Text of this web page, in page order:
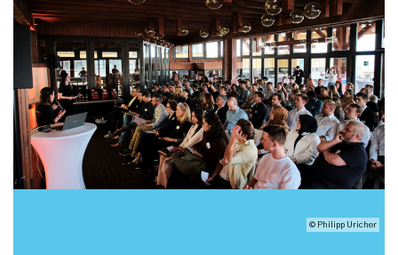
© Philipp Uricher